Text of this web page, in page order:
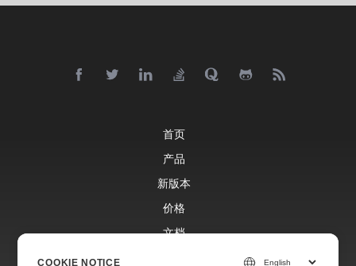
首页
产品
新版本
价格
文档
COOKIE NOTICE